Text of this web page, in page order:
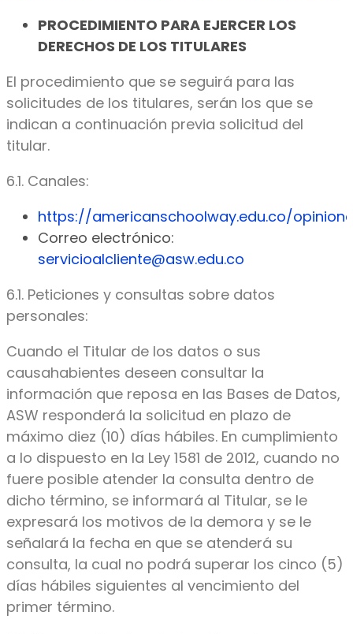
PROCEDIMIENTO PARA EJERCER LOS
DERECHOS DE LOS TITULARES
El procedimiento que se seguirá para las
solicitudes de los titulares, serán los que se
indican a continuación previa solicitud del
titular.
6.1. Canales:
https://americanschoolway.edu.co/
Correo electrónico:
servicioalcliente@asw.edu.co
6.1. Peticiones y consultas sobre datos
personales:
Cuando el Titular de los datos o sus
causahabientes deseen consultar la
información que reposa en las Bases de Datos,
ASW responderá la solicitud en plazo de
máximo diez (10) días hábiles. En cumplimiento
a lo dispuesto en la Ley 1581 de 2012, cuando no
fuere posible atender la consulta dentro de
dicho término, se informará al Titular, se le
expresará los motivos de la demora y se le
señalará la fecha en que se atenderá su
consulta, la cual no podrá superar los cinco (5)
días hábiles siguientes al vencimiento del
primer término.